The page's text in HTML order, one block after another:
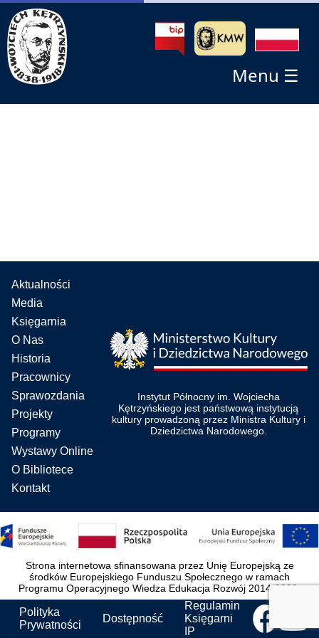
Menu ☰
Aktualności
Media
Księgarnia
O Nas
Historia
Pracownicy
Sprawozdania
Projekty
Programy
Wystawy Online
O Bibliotece
Kontakt
Instytut Północny im. Wojciecha
Kętrzyńskiego jest państwową instytucją
kultury prowadzoną przez Ministra Kultury i
Dziedzictwa Narodowego.
Strona internetowa sfinansowana przez Unię Europejską ze
środków Europejskiego Funduszu Społecznego w ramach
Programu Operacyjnego Wiedza Edukacja Rozwój 2014-2020.
Polityka
Prywatności
Dostępność
Regulamin
Księgarni
IP